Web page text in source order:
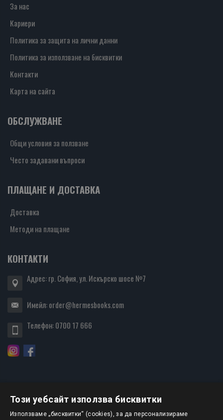
За нас
Кариери
Политика за защита на лични данни
Политика за използване на бисквитки
Контакти
Карта на сайта
ОБСЛУЖВАНЕ
Общи условия за ползване
Често задавани въпроси
ПЛАЩАНЕ И ДОСТАВКА
Доставка
Методи на плащане
КОНТАКТИ
Адрес: гр. София, ул. Искърско шосе №7
Имейл:order@hermesbooks.com
Телефон:0700 17 666
БЮЛЕТИН
Този уебсайт използва бисквитки
Използваме „бисквитки“ (cookies), за да персонализираме